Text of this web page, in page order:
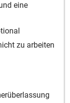
eine
zu arbeiten